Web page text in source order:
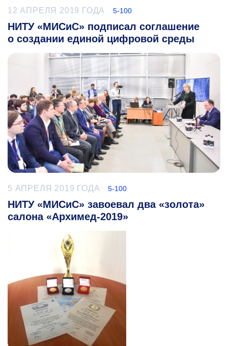
12 АПРЕЛЯ 2019 ГОДА 5-100
НИТУ «МИСиС» подписал соглашение
о создании единой цифровой среды
5 АПРЕЛЯ 2019 ГОДА 5-100
НИТУ «МИСиС» завоевал два «золота»
салона «Архимед-2019»